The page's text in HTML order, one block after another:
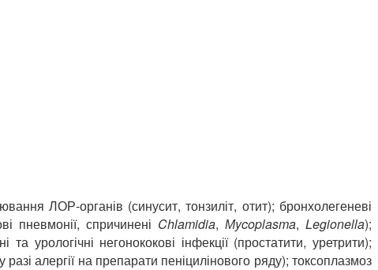
ЛОР-органів (синусит, тонзиліт, отит); бронхолегеневі
пневмонії, спричинені Chlamidia, Мycoplasma, Legionella);
урологічні негонококові інфекції (простатити, уретрити);
алергії на препарати пеніцилінового ряду); токсоплазмоз